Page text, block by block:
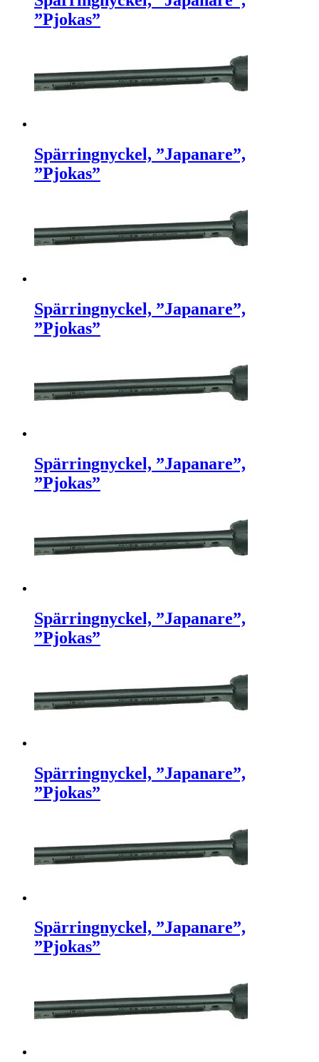
”Pjokas”
Spärringnyckel, ”Japanare”,
”Pjokas”
Spärringnyckel, ”Japanare”,
”Pjokas”
Spärringnyckel, ”Japanare”,
”Pjokas”
Spärringnyckel, ”Japanare”,
”Pjokas”
Spärringnyckel, ”Japanare”,
”Pjokas”
Spärringnyckel, ”Japanare”,
”Pjokas”